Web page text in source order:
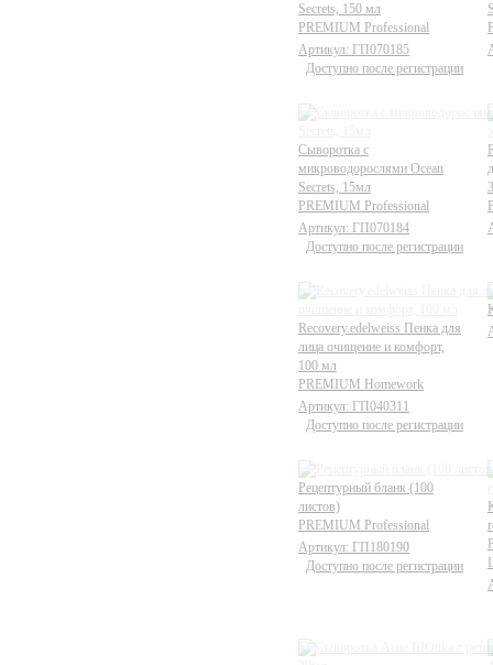
Secrets, 150 мл
PREMIUM Professional
Артикул: ГП070185
Доступно после регистрации
Сыворотка с
микроводорослями Ocean
Secrets, 15мл
PREMIUM Professional
Артикул: ГП070184
Доступно после регистрации
Recovery.edelweiss Пенка для
лица очищение и комфорт,
100 мл
PREMIUM Homework
Артикул: ГП040311
Доступно после регистрации
Рецептурный бланк (100
листов)
PREMIUM Professional
Артикул: ГП180190
Доступно после регистрации